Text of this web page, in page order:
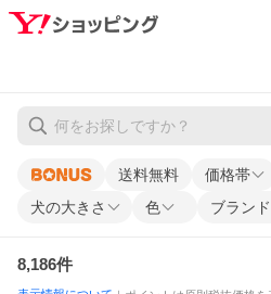
送料無料 価格帯
犬の大きさ 色 ブランド
8,186件